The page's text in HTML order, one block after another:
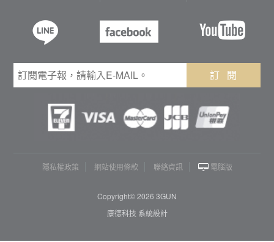
訂 閱
隱私權政策 網站使用條款 聯絡資訊 電腦版
Copyright© 2026 3GUN
康德科技 系統設計